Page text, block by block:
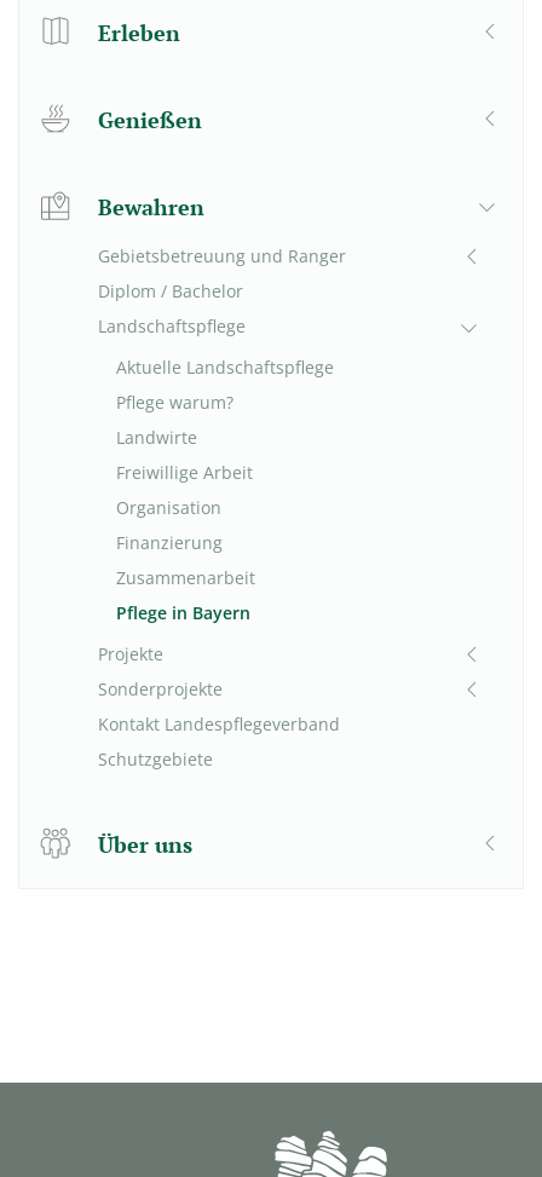
Erleben
Genießen
Bewahren
Gebietsbetreuung und Ranger
Diplom / Bachelor
Landschaftspflege
Aktuelle Landschaftspflege
Pflege warum?
Landwirte
Freiwillige Arbeit
Organisation
Finanzierung
Zusammenarbeit
Pflege in Bayern
Projekte
Sonderprojekte
Kontakt Landespflegeverband
Schutzgebiete
Über uns